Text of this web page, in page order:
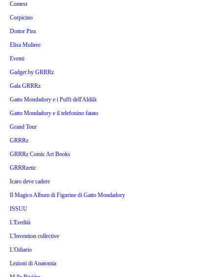
Contest
Corpicino
Dottor Pira
Elisa Muliere
Eventi
Gadget by GRRRz
Gala GRRRz
Gatto Mondadory e i Puffi dell'Aldilà
Gatto Mondadory e il telefonino fatato
Grand Tour
GRRRz
GRRRz Comic Art Books
GRRRzetic
Icaro deve cadere
Il Magico Album di Figurine di Gatto Mondadory
ISSUU
L'Eredità
L'Invention collective
L'Odiario
Lezioni di Anatomia